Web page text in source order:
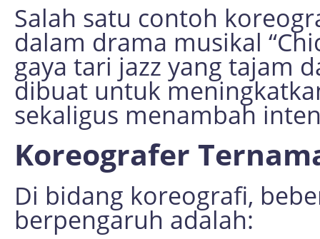
Salah satu contoh
dalam drama musikal
gaya tari jazz yang tajam
dibuat untuk
sekaligus menambah
Koreografer
Di bidang koreografi,
berpengaruh adalah: